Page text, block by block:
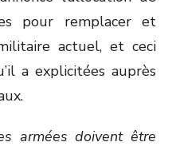
pour remplacer et
actuel, et ceci
a explicitées auprès
armées doivent être